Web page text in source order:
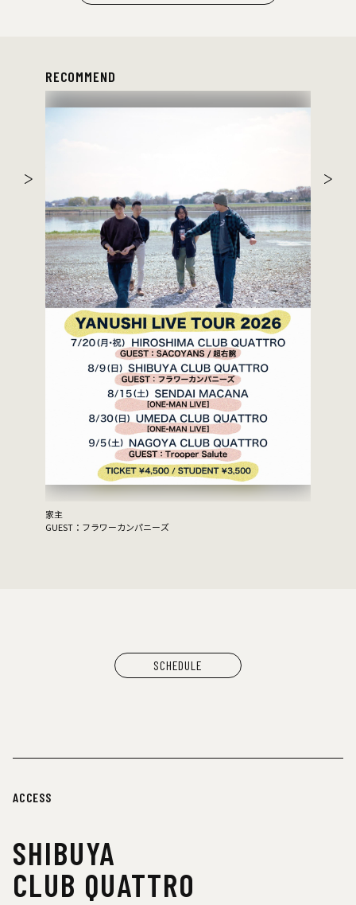
RECOMMEND
家主
GUEST：フラワーカンパニーズ
SCHEDULE
ACCESS
SHIBUYA
CLUB QUATTRO